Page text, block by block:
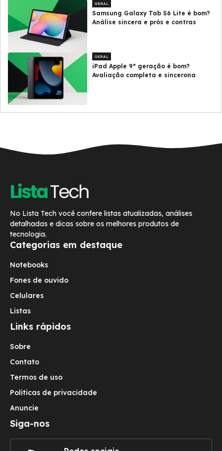
GERAL
Samsung Galaxy Tab S6 Lite é bom?
Análise sincera e prós e contras
GERAL
iPad Apple 9ª geração é bom?
Avaliação completa e sincerona
No Lista Tech você confere listas atualizadas, análises
detalhadas e dicas sobre os melhores produtos de
tecnologia.
Categorias em destaque
Notebooks
Fones de ouvido
Celulares
Listas
Links rápidos
Sobre
Contato
Termos de uso
Politicas de privacidade
Anuncie
Siga-nos